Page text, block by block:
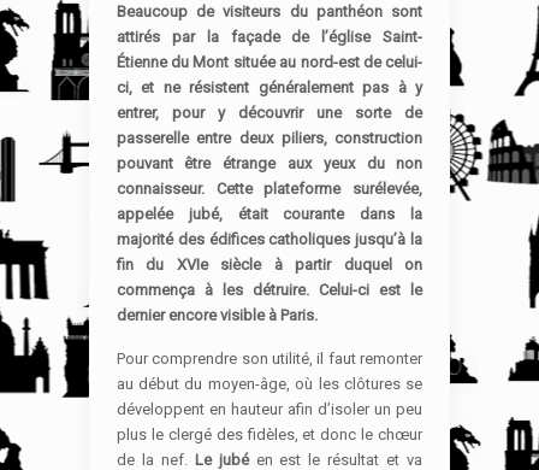
Beaucoup de visiteurs du panthéon sont
attirés par la façade de l’église Saint-
Étienne du Mont située au nord-est de celui-
ci, et ne résistent généralement pas à y
entrer, pour y découvrir une sorte de
passerelle entre deux piliers, construction
pouvant être étrange aux yeux du non
connaisseur. Cette plateforme surélevée,
appelée jubé, était courante dans la
majorité des édifices catholiques jusqu’à la
fin du XVIe siècle à partir duquel on
commença à les détruire. Celui-ci est le
dernier encore visible à Paris.
Pour comprendre son utilité, il faut remonter
au début du moyen-âge, où les clôtures se
développent en hauteur afin d’isoler un peu
plus le clergé des fidèles, et donc le chœur
de la nef. Le jubéen est le résultat et va